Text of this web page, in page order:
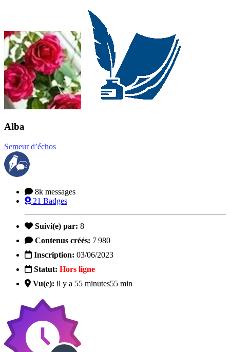
Alba
Semeur d’échos
8k messages
21 Badges
Suivi(e) par: 8
Contenus créés: 7 980
Inscription: 03/06/2023
Statut: Hors ligne
Vu(e): il y a 55 minutes55 min